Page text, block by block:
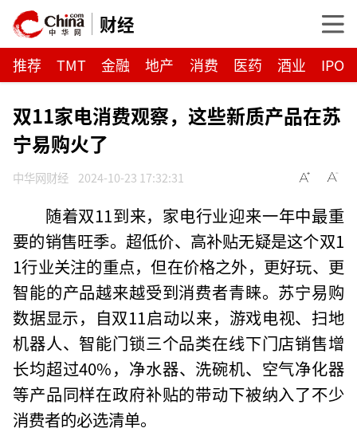
财经
推荐 TMT 金融 地产 消费 医药 酒业 IPO
双11家电消费观察，这些新质产品在苏
宁易购火了
中华网财经 2024-10-23 17:32:31
随着双11到来，家电行业迎来一年中最重
要的销售旺季。超低价、高补贴无疑是这个双1
1行业关注的重点，但在价格之外，更好玩、更
智能的产品越来越受到消费者青睐。苏宁易购
数据显示，自双11启动以来，游戏电视、扫地
机器人、智能门锁三个品类在线下门店销售增
长均超过40%，净水器、洗碗机、空气净化器
等产品同样在政府补贴的带动下被纳入了不少
消费者的必选清单。